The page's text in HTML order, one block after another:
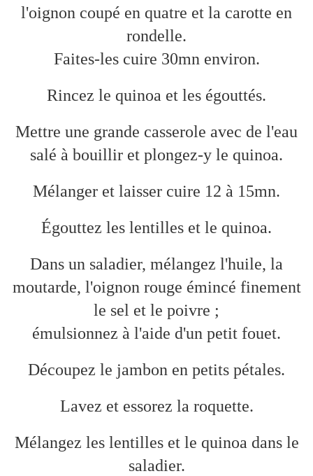
l'oignon coupé en quatre et la carotte en
rondelle.
Faites-les cuire 30mn environ.
Rincez le quinoa et les égouttés.
Mettre une grande casserole avec de l'eau
salé à bouillir et plongez-y le quinoa.
Mélanger et laisser cuire 12 à 15mn.
Égouttez les lentilles et le quinoa.
Dans un saladier, mélangez l'huile, la
moutarde, l'oignon rouge émincé finement
le sel et le poivre ;
émulsionnez à l'aide d'un petit fouet.
Découpez le jambon en petits pétales.
Lavez et essorez la roquette.
Mélangez les lentilles et le quinoa dans le
saladier.